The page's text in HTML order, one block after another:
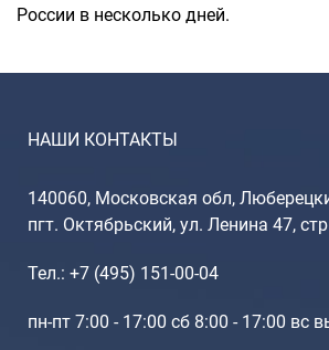
России в несколько дней.
НАШИ КОНТАКТЫ
140060, Московская обл,
пгт. Октябрьский, ул. Ленина 47,
Тел.: +7 (495) 151-00-04
пн-пт 7:00 - 17:00 сб 8:00 - 17:00 вс